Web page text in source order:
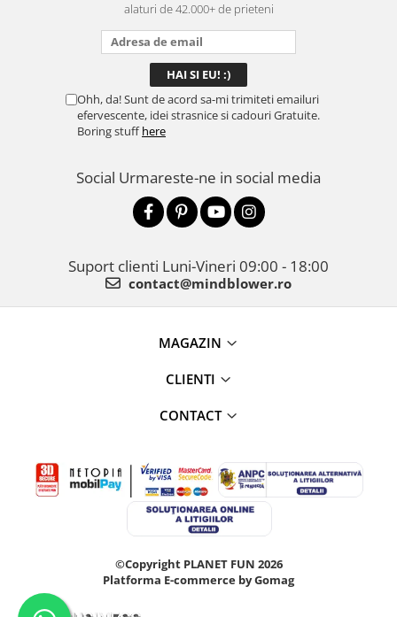
alaturi de 42.000+ de prieteni
Ohh, da! Sunt de acord sa-mi trimiteti emailuri
efervescente, idei strasnice si cadouri Gratuite.
Boring stuffhere
Social Urmareste-ne in social media
Suport clienti Luni-Vineri 09:00 - 18:00
contact@mindblower.ro
MAGAZIN
CLIENTI
CONTACT
©Copyright PLANET FUN 2026
Platforma E-commerce by Gomag